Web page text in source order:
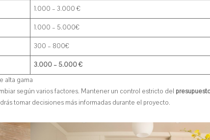
1.000 – 3.000 €
1.000 – 5.000€
300 – 800€
3.000 – 5.000 €
alta gama
según varios factores. Mantener un control estricto del
tomar decisiones más informadas durante el proyecto.